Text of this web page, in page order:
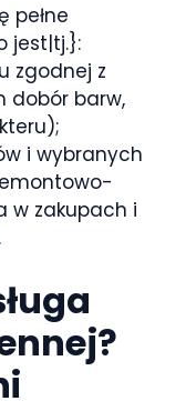
pełne
jest|tj.}:
zgodnej z
dobór barw,
i wybranych
w zakupach i